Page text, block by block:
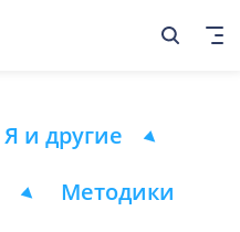
Я и другие
Методики